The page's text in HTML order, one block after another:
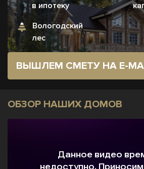
в ипотеку
Вологодский
лес
ВЫШЛЕМ СМЕТУ НА E-
ОБЗОР НАШИХ ДОМОВ